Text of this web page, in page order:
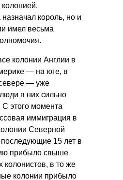
колонией.
назначал король, но и
имел весьма
колонии Англии в
— на юге, в
— уже
в них сильно
этого момента
иммиграция в
Северной
15 лет в
прибыло свыше
колонистов, в то же
колонии прибыло